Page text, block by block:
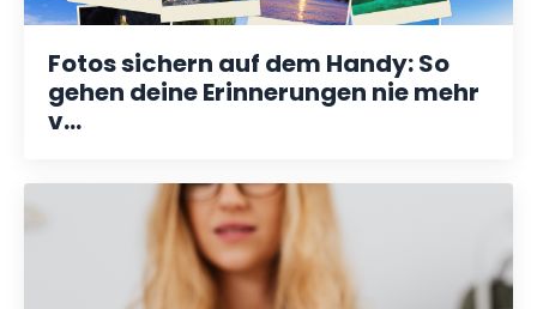
Fotos sichern auf dem Handy: So
gehen deine Erinnerungen nie mehr
v...